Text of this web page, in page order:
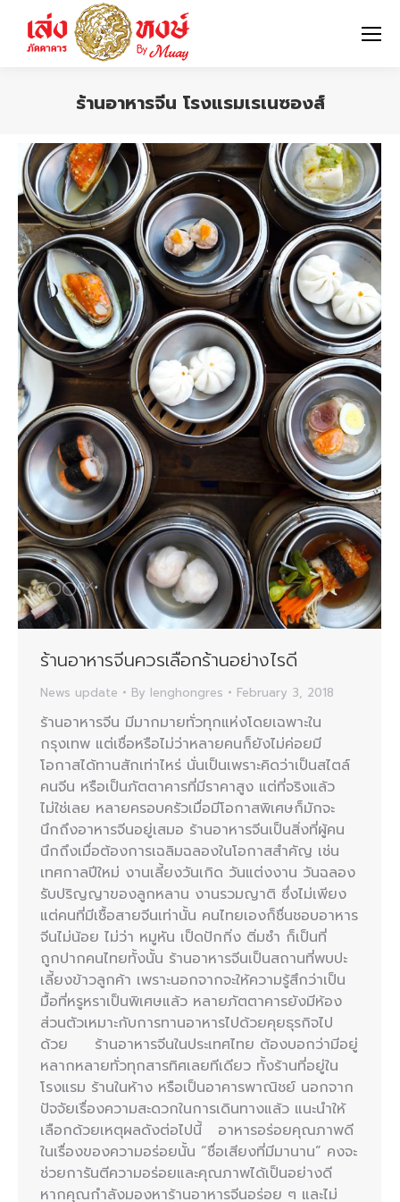
ร้านอาหารจีน โรงแรมเรเนซองส์
ร้านอาหารจีนควรเลือกร้านอย่างไรดี
News update By lenghongres February 3, 2018
ร้านอาหารจีน มีมากมายทั่วทุกแห่งโดยเฉพาะใน
กรุงเทพ แต่เชื่อหรือไม่ว่าหลายคนก็ยังไม่ค่อยมี
โอกาสได้ทานสักเท่าไหร่ นั่นเป็นเพราะคิดว่าเป็นสไตล์
คนจีน หรือเป็นภัตตาคารที่มีราคาสูง แต่ที่จริงแล้ว
ไม่ใช่เลย หลายครอบครัวเมื่อมีโอกาสพิเศษก็มักจะ
นึกถึงอาหารจีนอยู่เสมอ ร้านอาหารจีนเป็นสิ่งที่ผู้คน
นึกถึงเมื่อต้องการเฉลิมฉลองในโอกาสสำคัญ เช่น
เทศกาลปีใหม่ งานเลี้ยงวันเกิด วันแต่งงาน วันฉลอง
รับปริญญาของลูกหลาน งานรวมญาติ ซึ่งไม่เพียง
แต่คนที่มีเชื้อสายจีนเท่านั้น คนไทยเองก็ชื่นชอบอาหาร
จีนไม่น้อย ไม่ว่า หมูหัน เป็ดปักกิ่ง ติ่มซำ ก็เป็นที่
ถูกปากคนไทยทั้งนั้น ร้านอาหารจีนเป็นสถานที่พบปะ
เลี้ยงข้าวลูกค้า เพราะนอกจากจะให้ความรู้สึกว่าเป็น
มื้อที่หรูหราเป็นพิเศษแล้ว หลายภัตตาคารยังมีห้อง
ส่วนตัวเหมาะกับการทานอาหารไปด้วยคุยธุรกิจไป
ด้วย ร้านอาหารจีนในประเทศไทย ต้องบอกว่ามีอยู่
หลากหลายทั่วทุกสารทิศเลยทีเดียว ทั้งร้านที่อยู่ใน
โรงแรม ร้านในห้าง หรือเป็นอาคารพาณิชย์ นอกจาก
ปัจจัยเรื่องความสะดวกในการเดินทางแล้ว แนะนำให้
เลือกด้วยเหตุผลดังต่อไปนี้ อาหารอร่อยคุณภาพดี
ในเรื่องของความอร่อยนั้น “ชื่อเสียงที่มีมานาน” คงจะ
ช่วยการันตีความอร่อยและคุณภาพได้เป็นอย่างดี
หากคุณกำลังมองหาร้านอาหารจีนอร่อย ๆ และไม่